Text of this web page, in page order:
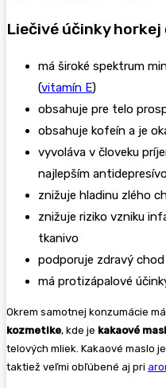
Liečivé účinky horkej
má široké spektrum
(vitamín E)
obsahuje pre telo
obsahuje kofeín a je
vyvoláva v človeku
najlepším
znižuje hladinu zlého
znižuje riziko vzniku
tkanivo
podporuje zdravý
má protizápalové
Okrem samotnej konzumácie
kozmetike, kde je kakaové
telových mliek. Kakaové maslo
taktiež veľmi obľúbené aj pri